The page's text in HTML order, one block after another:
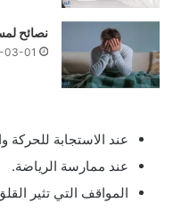
نصائح
03-01
عند الاستجابة للحركة
عند ممارسة الرياضة.
المواقف التي تثير